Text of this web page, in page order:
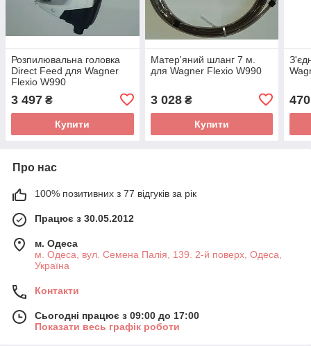
Розпилювальна головка
Direct Feed для Wagner
Flexio W990
3 497 ₴
Купити
Матер'яний шланг 7 м.
для Wagner Flexio W990
3 028₴
Купити
470
Про нас
100% позитивних з 77 відгуків за рік
Працює з 30.05.2012
м. Одеса
м. Одеса, вул. Семена Палія, 139. 2-й поверх, Одеса,
Україна
Контакти
Сьогодні працює з 09:00 до 17:00
Показати весь графік роботи